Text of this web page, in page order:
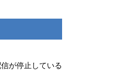
が停止している